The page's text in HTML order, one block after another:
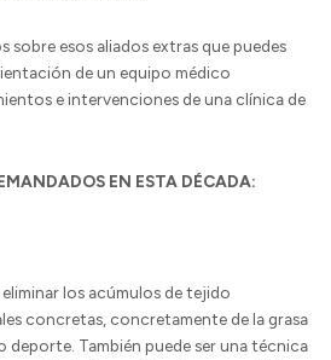
sobre esos aliados extras que puedes
de un equipo médico
e intervenciones de una clínica de
EN ESTA DÉCADA:
los acúmulos de tejido
concretas, concretamente de la grasa
deporte. También puede ser una técnica